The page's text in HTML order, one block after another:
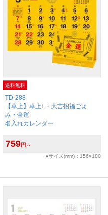
送料無料
TD-288
【卓上】卓上L・大吉招福ごよ
み・金運
名入れカレンダー
759円～
●サイズ(mm)：156×180